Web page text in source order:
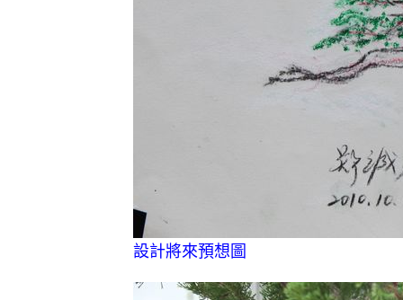
設計將來預想圖